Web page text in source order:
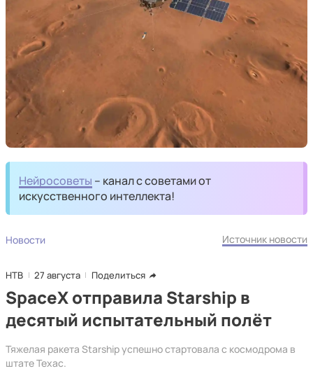
Нейросоветы – канал с советами от
искусственного интеллекта!
Новости Источник новости
НТВ 27 августа Поделиться
SpaceX отправила Starship в
десятый испытательный полёт
Тяжелая ракета Starship успешно стартовала с космодрома в
штате Техас.